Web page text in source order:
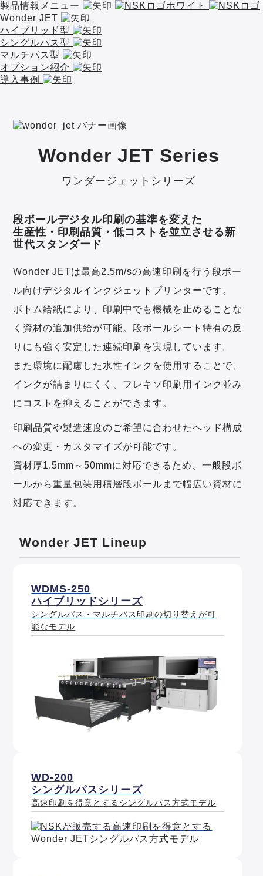
製品情報メニュー
Wonder JET
ハイブリッド型
シングルパス型
マルチパス型
オプション紹介
導入事例
Wonder JET Series
ワンダージェットシリーズ
段ボールデジタル印刷の基準を変えた
生産性・印刷品質・低コストを並立させる新
世代スタンダード
Wonder JETは最高2.5m/sの高速印刷を行う段ボー
ル向けデジタルインクジェットプリンターです。
ボトム給紙により、印刷中でも機械を止めることな
く資材の追加供給が可能。段ボールシート特有の反
りにも強く安定した連続印刷を実現しています。
また環境に配慮した水性インクを使用することで、
インクが詰まりにくく、フレキソ印刷用インク並み
にコストを抑えることができます。
印刷品質や製造速度のご希望に合わせたヘッド構成
への変更・カスタマイズが可能です。
資材厚1.5mm～50mmに対応できるため、一般段ボ
ールから重量包装用積層段ボールまで幅広い資材に
対応できます。
Wonder JET Lineup
WDMS-250
ハイブリッドシリーズ
シングルパス・マルチパス印刷の切り替えが可
能なモデル
WD-200
シングルパスシリーズ
高速印刷を得意とするシングルパス方式モデル